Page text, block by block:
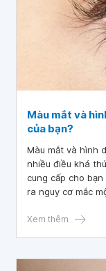
Màu mắt và
của bạn?
Màu mắt và hình
nhiều điều khá
cung cấp cho
ra nguy cơ mắc
Xem thêm